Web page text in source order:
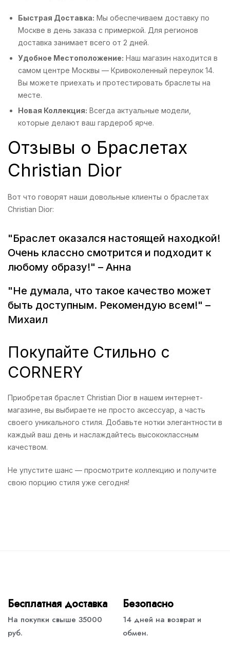
Быстрая Доставка: Мы обеспечиваем доставку по
Москве в день заказа с примеркой. Для регионов
доставка занимает всего от 2 дней.
Удобное Местоположение: Наш магазин находится в
самом центре Москвы — Кривоколенный переулок 14.
Вы можете приехать и протестировать браслеты на
месте.
Новая Коллекция: Всегда актуальные модели,
которые делают ваш гардероб ярче.
Отзывы о Браслетах
Christian Dior
Вот что говорят наши довольные клиенты о браслетах
Christian Dior:
"Браслет оказался настоящей находкой!
Очень классно смотрится и подходит к
любому образу!" – Анна
"Не думала, что такое качество может
быть доступным. Рекомендую всем!" –
Михаил
Покупайте Стильно с
CORNERY
Приобретая браслет Christian Dior в нашем интернет-
магазине, вы выбираете не просто аксессуар, а часть
своего уникального стиля. Добавьте нотки элегантности в
каждый ваш день и наслаждайтесь высококлассным
качеством.
Не упустите шанс — просмотрите коллекцию и получите
свою порцию стиля уже сегодня!
Бесплатная доставка
На покупки свыше 35000
руб.
Безопасно
14 дней на возврат и
обмен.